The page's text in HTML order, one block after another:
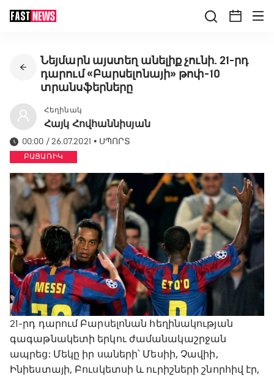
Նեյմարն այստեղ անելիք չունի. 21-րդ
դարում «Բարսելոնայի» թոփ-10
տրանսֆերները
Հեղինակ
Հայկ Հովհաննիսյան
00:00 / 26.07.2021 • ՍՊՈՐՏ
ԲԱՑԱՌԻԿ
21-րդ դարում Բարսելոնան հեղինակության
գագաթնակետի երկու ժամանակաշրջան
ապրեց: Մեկը իր սաների՝ Մեսիի, Չավիի,
Ինիեստայի, Բուսկետսի և ուրիշների շնորհիվ էր,